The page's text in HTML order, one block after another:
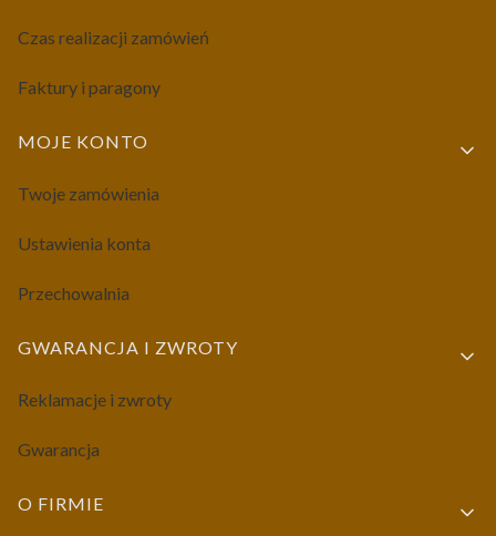
Czas realizacji zamówień
Faktury i paragony
MOJE KONTO
Twoje zamówienia
Ustawienia konta
Przechowalnia
GWARANCJA I ZWROTY
Reklamacje i zwroty
Gwarancja
O FIRMIE